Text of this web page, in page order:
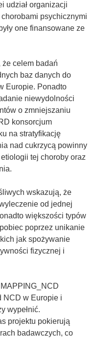
udział organizacji
psychicznymi
one finansowane ze
celem badań
baz danych do
Europie. Ponadto
niewydolności
o zmniejszaniu
konsorcjum
na stratyfikację
nad cukrzycą powinny
tej choroby oraz
wskazują, że
od jednej
większości typów
poprzez unikanie
jak spożywanie
fizycznej i
NCD w Europie i
wypełnić.
projektu pokierują
badawczych, co